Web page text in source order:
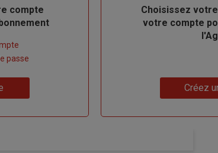
compte
passe
Body
Choisissez
votre compte
Créez